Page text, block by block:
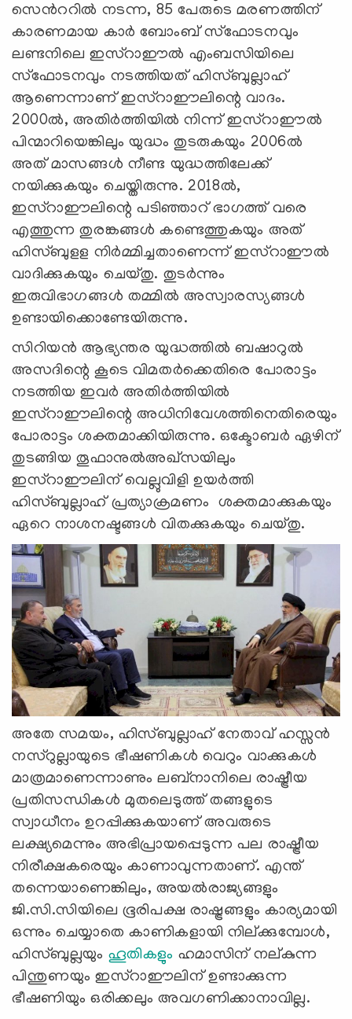
സെൻററിൽ നടന്ന, 85 പേരുടെ മരണത്തിന്
കാരണമായ കാർ ബോംബ് സ്ഫോടനവും
ലണ്ടനിലെ ഇസ്‍റാഈൽ എംബസിയിലെ
സ്ഫോടനവും നടത്തിയത് ഹിസ്ബുല്ലാഹ്
ആണെന്നാണ് ഇസ്‍റാഈലിന്റെ വാദം.
2000ല്‍, അതിർത്തിയിൽ നിന്ന് ഇസ്‍റാഈൽ
പിന്മാറിയെങ്കിലും യുദ്ധം തുടരുകയും 2006ൽ
അത് മാസങ്ങൾ നീണ്ട യുദ്ധത്തിലേക്ക്
നയിക്കുകയും ചെയ്തിരുന്നു. 2018ല്‍,
ഇസ്‍റാഈലിന്റെ പടിഞ്ഞാറ് ഭാഗത്ത് വരെ
എത്തുന്ന തുരങ്കങ്ങൾ കണ്ടെത്തുകയും അത്
ഹിസ്ബുളള നിർമ്മിച്ചതാണെന്ന് ഇസ്‍റാഈൽ
വാദിക്കുകയും ചെയ്തു. തുടർന്നും
ഇരുവിഭാഗങ്ങൾ തമ്മില്‍ അസ്വാരസ്യങ്ങള്‍
ഉണ്ടായിക്കൊണ്ടേയിരുന്നു.
സിറിയൻ ആഭ്യന്തര യുദ്ധത്തിൽ ബഷാറുൽ
അസദിന്റെ കൂടെ വിമതർക്കെതിരെ പോരാട്ടം
നടത്തിയ ഇവർ അതിർത്തിയിൽ
ഇസ്‍റാഈലിന്റെ അധിനിവേശത്തിനെതിരെയും
പോരാട്ടം ശക്തമാക്കിയിരുന്നു. ഒക്ടോബർ ഏഴിന്
തുടങ്ങിയ തൂഫാനുല്‍അഖ്സയിലും
ഇസ്‍റാഈലിന് വെല്ലുവിളി ഉയര്‍ത്തി
ഹിസ്ബുല്ലാഹ് പ്രത്യാക്രമണം ശക്തമാക്കുകയും
ഏറെ നാശനഷ്ടങ്ങള്‍ വിതക്കുകയും ചെയ്തു.
അതേ സമയം, ഹിസ്ബുല്ലാഹ് നേതാവ് ഹസ്സൻ
നസ്‍റുല്ലായുടെ ഭീഷണികൾ വെറും വാക്കുകൾ
മാത്രമാണെന്നാണും ലബ്നാനിലെ രാഷ്ട്രീയ
പ്രതിസന്ധികൾ മുതലെടുത്ത് തങ്ങളുടെ
സ്വാധീനം ഉറപ്പിക്കുകയാണ് അവരുടെ
ലക്ഷ്യമെന്നും അഭിപ്രായപ്പെടുന്ന പല രാഷ്ട്രീയ
നിരീക്ഷകരെയും കാണാവുന്നതാണ്. എന്ത്
തന്നെയാണെങ്കിലും, അയല്‍രാജ്യങ്ങളും
ജി.സി.സിയിലെ ഭൂരിപക്ഷ രാഷ്ട്രങ്ങളും കാര്യമായി
ഒന്നും ചെയ്യാതെ കാണികളായി നില്ക്കുമ്പോള്‍,
ഹിസ്ബുല്ലയും ഹൂതികളും ഹമാസിന് നല്കുന്ന
പിന്തുണയും ഇസ്റാഈലിന് ഉണ്ടാക്കുന്ന
ഭീഷണിയും ഒരിക്കലും അവഗണിക്കാനാവില്ല.